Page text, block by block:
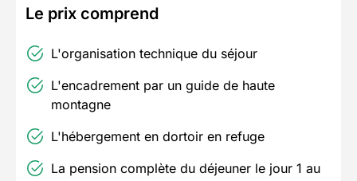
Le prix comprend
L'organisation technique du séjour
L'encadrement par un guide de haute
montagne
L'hébergement en dortoir en refuge
La pension complète du déjeuner le jour 1 au